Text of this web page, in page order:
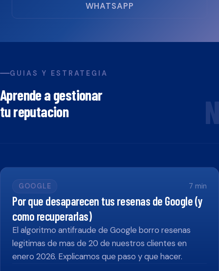
WHATSAPP
GUIAS Y ESTRATEGIA
Aprende a gestionar
tu reputacion
N
GOOGLE 7 min
Por que desaparecen tus resenas de Google (y
como recuperarlas)
El algoritmo antifraude de Google borro resenas
legitimas de mas de 20 de nuestros clientes en
enero 2026. Explicamos que paso y que hacer.